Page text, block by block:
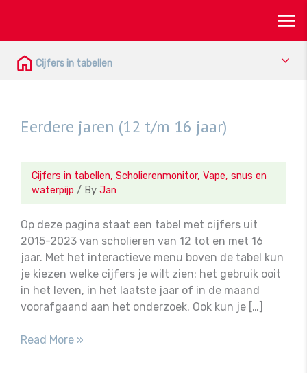
content
Cijfers in tabellen
Eerdere jaren (12 t/m 16 jaar)
Cijfers in tabellen, Scholierenmonitor, Vape, snus en
waterpijp / By Jan
Op deze pagina staat een tabel met cijfers uit
2015-2023 van scholieren van 12 tot en met 16
jaar. Met het interactieve menu boven de tabel kun
je kiezen welke cijfers je wilt zien: het gebruik ooit
in het leven, in het laatste jaar of in de maand
voorafgaand aan het onderzoek. Ook kun je […]
Eerdere
Read More »